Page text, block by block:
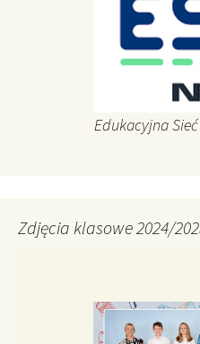
Edukacyjna
Zdjęcia klasowe 2024/